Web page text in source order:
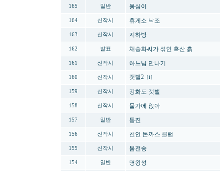
165 일반 옹심이
164 신작시 휴게소 낙조
163 신작시 지하방
162 발표 채송화씨가 섞인 흑산 흙
161 신작시 하느님 만나기
160 신작시 갯벌2 [1]
159 신작시 강화도 갯벌
158 신작시 물가에 앉아
157 일반 통진
156 신작시 천안 돈까스 클럽
155 신작시 봄전송
154 일반 명왕성